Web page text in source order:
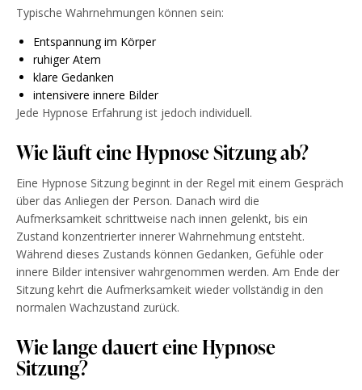
Typische Wahrnehmungen können sein:
Entspannung im Körper
ruhiger Atem
klare Gedanken
intensivere innere Bilder
Jede Hypnose Erfahrung ist jedoch individuell.
Wie läuft eine Hypnose Sitzung ab?
Eine Hypnose Sitzung beginnt in der Regel mit einem Gespräch
über das Anliegen der Person. Danach wird die
Aufmerksamkeit schrittweise nach innen gelenkt, bis ein
Zustand konzentrierter innerer Wahrnehmung entsteht.
Während dieses Zustands können Gedanken, Gefühle oder
innere Bilder intensiver wahrgenommen werden. Am Ende der
Sitzung kehrt die Aufmerksamkeit wieder vollständig in den
normalen Wachzustand zurück.
Wie lange dauert eine Hypnose
Sitzung?